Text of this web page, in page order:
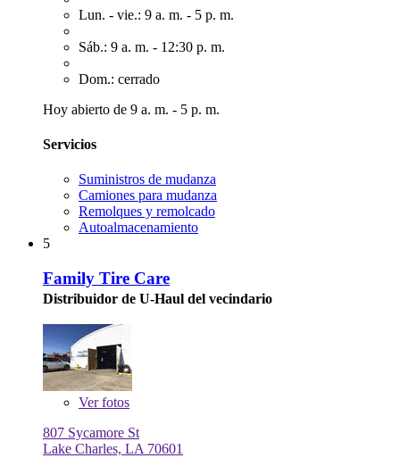
Lun. - vie.: 9 a. m. - 5 p. m.
Sáb.: 9 a. m. - 12:30 p. m.
Dom.: cerrado
Hoy abierto de 9 a. m. - 5 p. m.
Servicios
Suministros de mudanza
Camiones para mudanza
Remolques y remolcado
Autoalmacenamiento
5
Family Tire Care
Distribuidor de U-Haul del vecindario
Verfotos
807 Sycamore St
Lake Charles, LA 70601